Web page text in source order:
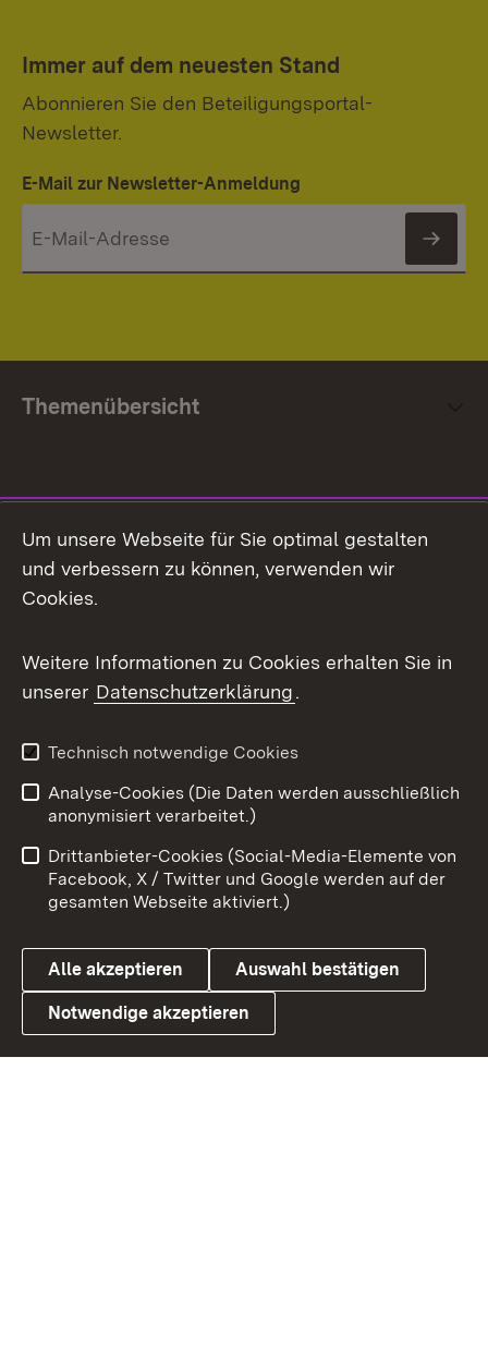
Immer auf dem neuesten Stand
Abonnieren Sie den Beteiligungsportal-
Newsletter.
E-Mail zur Newsletter-Anmeldung
Themenübersicht
Facebook
X / Twitter
Youtube
Link zum Landesportal
Impressum
Kontakt
Barrierefreiheit
Datenschutz
Cookies
Um unsere Webseite für Sie optimal gestalten
und verbessern zu können, verwenden wir
Cookies.
Weitere Informationen zu Cookies erhalten Sie in
unserer Datenschutzerklärung.
Technisch notwendige Cookies
Analyse-Cookies (Die Daten werden ausschließlich
anonymisiert verarbeitet.)
Drittanbieter-Cookies (Social-Media-Elemente von
Facebook, X / Twitter und Google werden auf der
gesamten Webseite aktiviert.)
Alle akzeptieren Auswahl bestätigen
Notwendige akzeptieren